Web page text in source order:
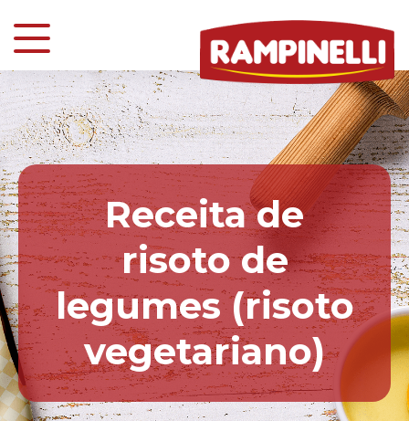
Receita de
risoto de
legumes (risoto
vegetariano)